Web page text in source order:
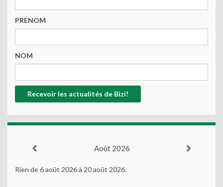
PRENOM
NOM
Août 2026
Rien de 6 août 2026 à 20 août 2026.